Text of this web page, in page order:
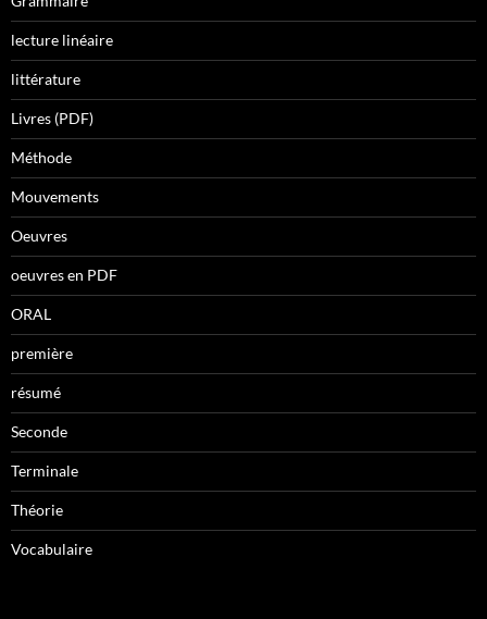
lecture linéaire
littérature
Livres (PDF)
Méthode
Mouvements
Oeuvres
oeuvres en PDF
ORAL
première
résumé
Seconde
Terminale
Théorie
Vocabulaire